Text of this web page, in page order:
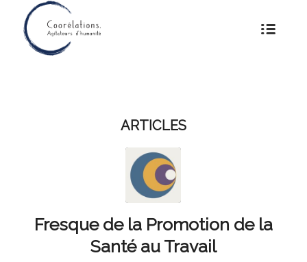
ARTICLES
Fresque de la Promotion de la
Santé au Travail